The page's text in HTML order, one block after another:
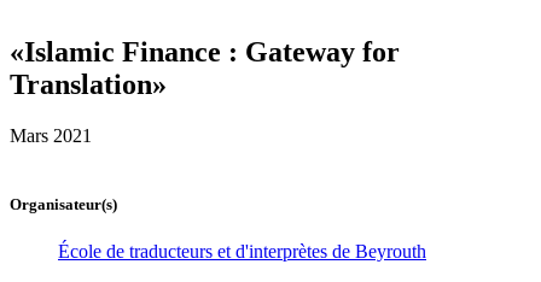
«Islamic Finance : Gateway for
Translation»
Mars 2021
Organisateur(s)
École de traducteurs et d'interprètes de Beyrouth